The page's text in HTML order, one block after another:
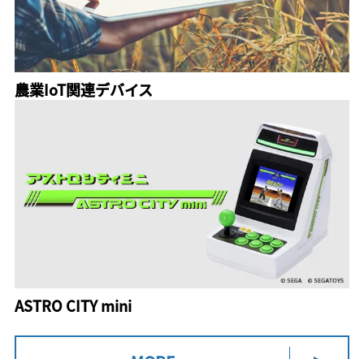
農業IoT関連デバイス
ASTRO CITY mini